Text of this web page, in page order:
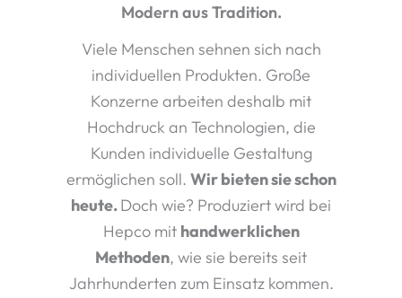
Modern aus Tradition.
Viele Menschen sehnen sich nach
individuellen Produkten. Große
Konzerne arbeiten deshalb mit
Hochdruck an Technologien, die
Kunden individuelle Gestaltung
ermöglichen soll. Wir bieten sie schon
heute.Doch wie? Produziert wird bei
Hepco mit handwerklichen
Methoden, wie sie bereits seit
Jahrhunderten zum Einsatz kommen.